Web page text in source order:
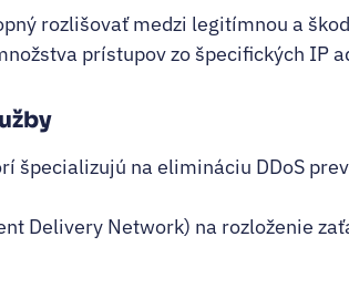
rozlišovať medzi legitímnou a
prístupov zo špecifických IP
špecializujú na elimináciu DDoS
Delivery Network) na rozloženie